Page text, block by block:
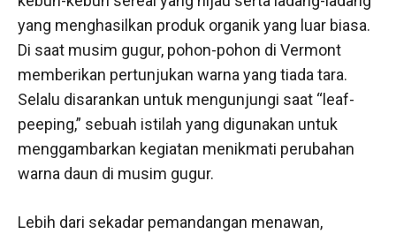
yang menghasilkan produk organik yang luar biasa.
Di saat musim gugur, pohon-pohon di Vermont
memberikan pertunjukan warna yang tiada tara.
Selalu disarankan untuk mengunjungi saat “leaf-
peeping,” sebuah istilah yang digunakan untuk
menggambarkan kegiatan menikmati perubahan
warna daun di musim gugur.
Lebih dari sekadar pemandangan menawan,